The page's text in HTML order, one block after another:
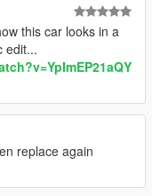
this car looks in a
edit...
replace again